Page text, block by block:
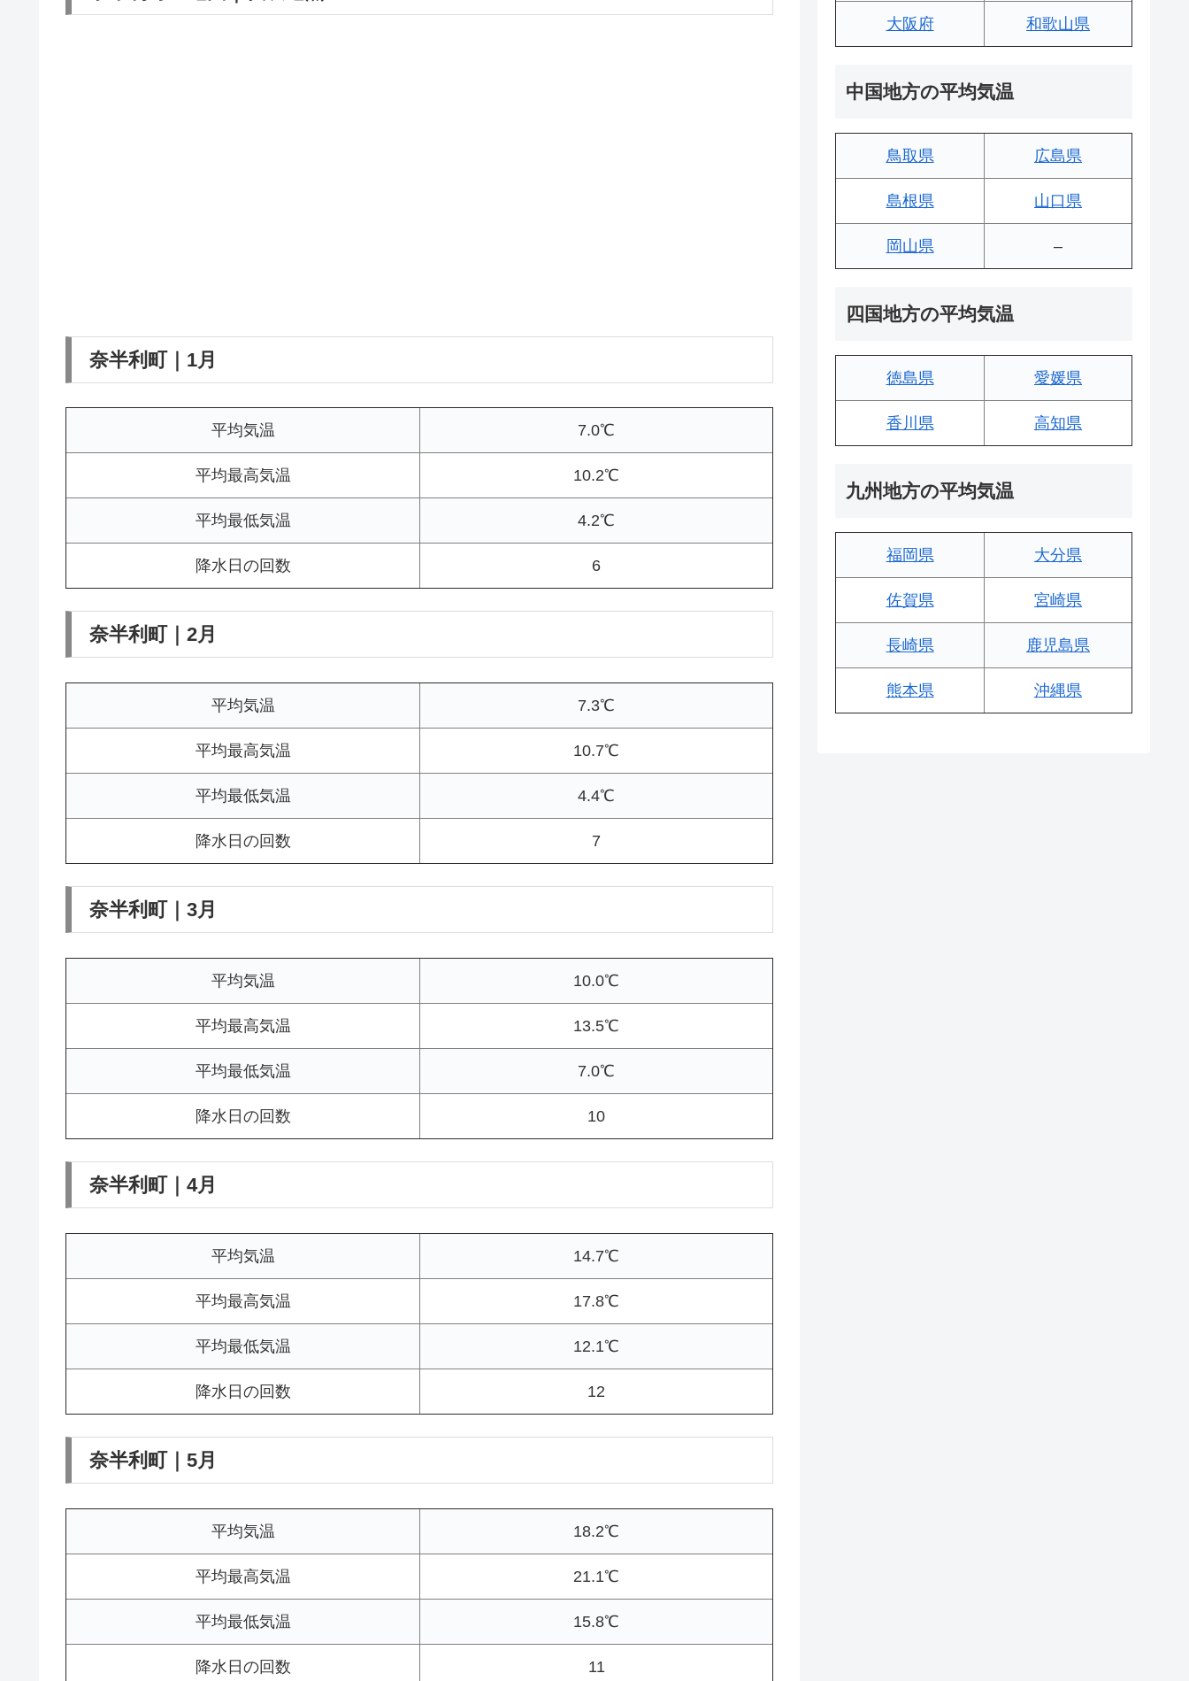
奈半利町｜1月
平均気温 7.0℃
平均最高気温 10.2℃
平均最低気温 4.2℃
降水日の回数 6
奈半利町｜2月
平均気温 7.3℃
平均最高気温 10.7℃
平均最低気温 4.4℃
降水日の回数 7
奈半利町｜3月
平均気温 10.0℃
平均最高気温 13.5℃
平均最低気温 7.0℃
降水日の回数 10
奈半利町｜4月
平均気温 14.7℃
平均最高気温 17.8℃
平均最低気温 12.1℃
降水日の回数 12
奈半利町｜5月
平均気温 18.2℃
平均最高気温 21.1℃
平均最低気温 15.8℃
降水日の回数 11
大阪府 和歌山県
中国地方の平均気温
鳥取県 広島県
島根県 山口県
岡山県 –
四国地方の平均気温
徳島県 愛媛県
香川県 高知県
九州地方の平均気温
福岡県 大分県
佐賀県 宮崎県
長崎県 鹿児島県
熊本県 沖縄県